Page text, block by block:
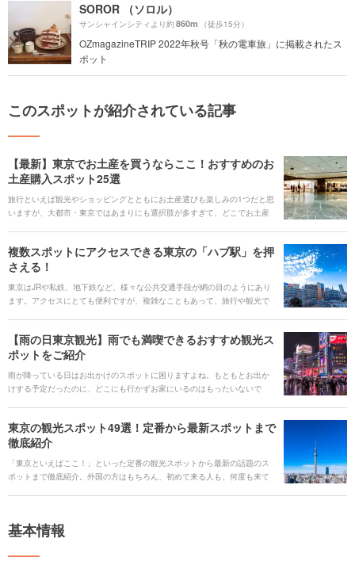
SOROR （ソロル）
サンシャインシティより約860m （徒歩15分）
OZmagazineTRIP 2022年秋号「秋の電車旅」に掲載されたス
ポット
このスポットが紹介されている記事
【最新】東京でお土産を買うならここ！おすすめのお
土産購入スポット25選
旅行といえば観光やショッピングとともにお土産選びも楽しみの1つだと思
いますが、大都市・東京ではあまりにも選択肢が多すぎて、どこでお土産
お菓子店まで、東京のお土産が購入できるスポットをご紹介します。ぜひ
参考にして、さらに東京旅行を満喫してください。
複数スポットにアクセスできる東京の「ハブ駅」を押
さえる！
東京はJRや私鉄、地下鉄など、様々な公共交通手段が網の目のようにあり
ます。アクセスにとても便利ですが、複雑なこともあって、旅行や観光で
電車を使って東京から目的の観光エリアへとスムーズに移動できること間
違いなしです。 今回は、東京でも特に利用しやすい「ハブ駅」と、それぞ
【雨の日東京観光】雨でも満喫できるおすすめ観光ス
ポットをご紹介
雨が降っている日はお出かけのスポットに困りますよね。もともとお出か
けする予定だったのに、どこにも行かずお家にいるのはもったいないで
も大丈夫な素敵な東京のスポットをまとめました。定番のスポットや最新
のスポット、雨でも行きたくなるようなスポットばかりです。ぜひ雨の日
東京の観光スポット49選！定番から最新スポットまで
徹底紹介
「東京といえばここ！」といった定番の観光スポットから最新の話題のス
ポットまで徹底紹介。外国の方はもちろん、初めて来る人も、何度も来て
ム|https://haveagood.holiday/areas/28/spots/categories/42]
[keyword_link:動物
基本情報